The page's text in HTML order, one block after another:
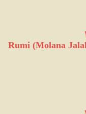
Rumi (Molana